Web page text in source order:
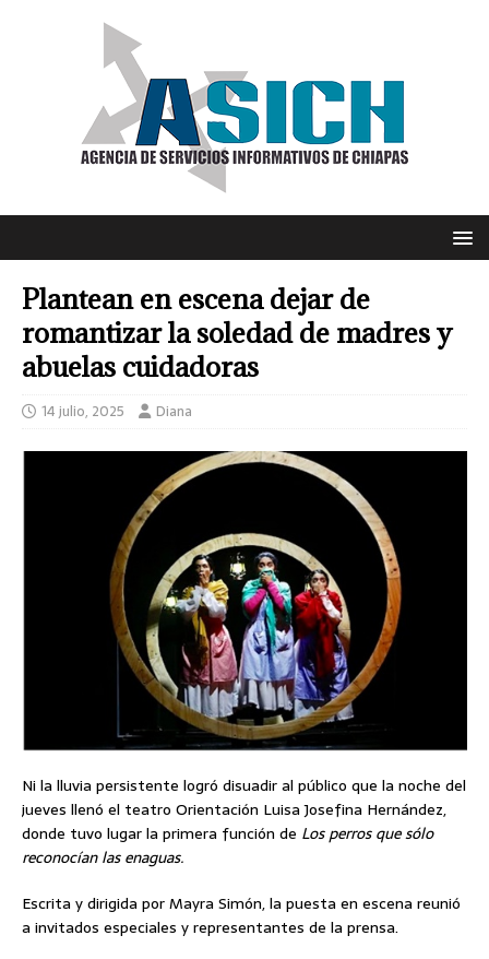
Plantean en escena dejar de
romantizar la soledad de madres y
abuelas cuidadoras
14 julio, 2025 Diana
Ni la lluvia persistente logró disuadir al público que la noche del
jueves llenó el teatro Orientación Luisa Josefina Hernández,
donde tuvo lugar la primera función de Los perros que sólo
reconocían las enaguas.
Escrita y dirigida por Mayra Simón, la puesta en escena reunió
a invitados especiales y representantes de la prensa.